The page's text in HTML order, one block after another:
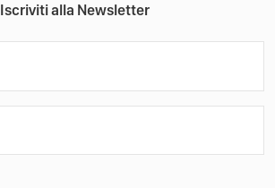
Iscriviti alla Newsletter